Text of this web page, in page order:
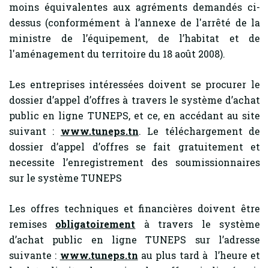
moins équivalentes aux agréments demandés ci-
dessus (conformément à l’annexe de l'arrêté de la
ministre de l’équipement, de l’habitat et de
l'aménagement du territoire du 18 août 2008).
Les entreprises intéressées doivent se procurer le
dossier d’appel d’offres à travers le système d’achat
public en ligne TUNEPS, et ce, en accédant au site
suivant : www.tuneps.tn. Le téléchargement de
dossier d’appel d’offres se fait gratuitement et
necessite l’enregistrement des soumissionnaires
sur le système TUNEPS
Les offres techniques et financières doivent être
remises obligatoirement à travers le système
d’achat public en ligne TUNEPS sur l’adresse
suivante : www.tuneps.tn au plus tard à l’heure et